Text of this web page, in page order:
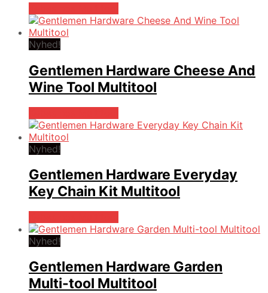
Nyhed!
Gentlemen Hardware Cheese And
Wine Tool Multitool
Nyhed!
Gentlemen Hardware Everyday
Key Chain Kit Multitool
Nyhed!
Gentlemen Hardware Garden
Multi-tool Multitool